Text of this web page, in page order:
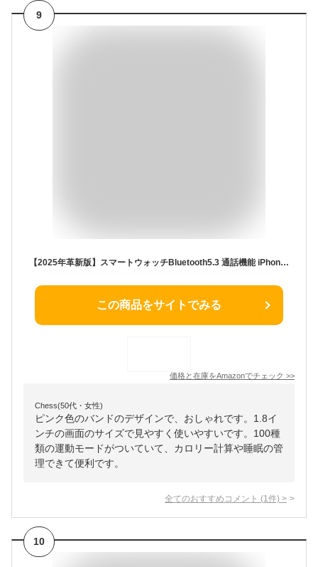
9
【2025年革新版】スマートウォッチBluetooth5.3 通話機能 iPhone/Android対応 SMS/LINEメッセージ着信通知 Alexa対応 1.8インチ HD大画面 100種類運動モード カロリー消費計 睡眠管理 天気予報 音楽再生 IP68防水 レディース/メンズ DIY文字盤 バンド交換可能 7-15日長持ちバッテリー 日本語説明書付き QH-19 (浅いピンク)
この商品をサイトでみる
価格と在庫をAmazonでチェック >>
Chess(50代・女性)
ピンク色のバンドのデザインで、おしゃれです。1.8イ
ンチの画面のサイズで見やすく使いやすいです。100種
類の運動モードがついていて、カロリー計算や睡眠の管
理できて便利です。
全てのおすすめコメント (1 件) >
10